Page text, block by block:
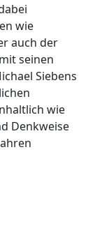
wie
auch der
seinen
Siebens
wie
Denkweise